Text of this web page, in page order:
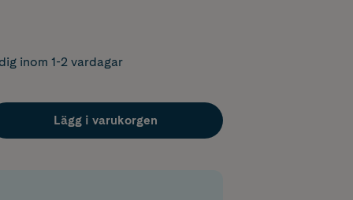
inom 1-2 vardagar
Lägg i varukorgen